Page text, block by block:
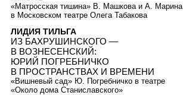
«Матросская тишина» В. Машкова и А. Марина
в Московском театре Олега Табакова
ЛИДИЯ ТИЛЬГА
ИЗ БАХРУШИНСКОГО —
В ВОЗНЕСЕНСКИЙ:
ЮРИЙ ПОГРЕБНИЧКО
В ПРОСТРАНСТВАХ И ВРЕМЕНИ
«Вишневый сад» Ю. Погребничко в театре
«Около дома Станиславского»